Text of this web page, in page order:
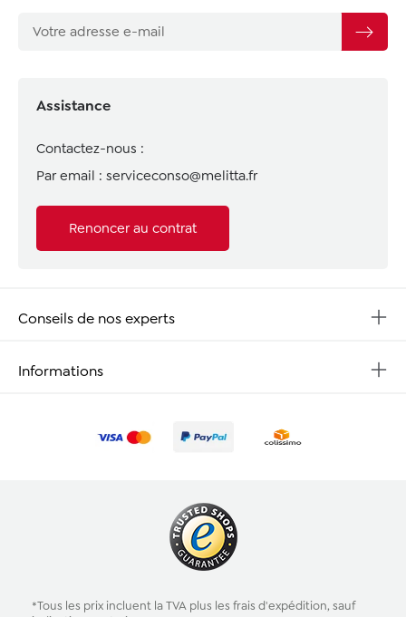
Assistance
Contactez-nous :
Par email : serviceconso@melitta.fr
Renoncer au contrat
Conseils de nos experts
Informations
*Tous les prix incluent la TVA plus les frais d'expédition, sauf